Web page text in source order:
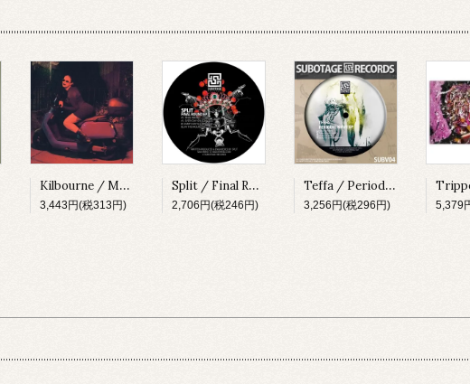
Kilbourne / Milkshake [PRSPCT304][2023]
3,443円(税313円)
Split / Final Round EP [SUBV03][2023]
2,706円(税246円)
Teffa / Periodic Wave EP [SUBV04][2023]
3,256円(税296円) 5,379